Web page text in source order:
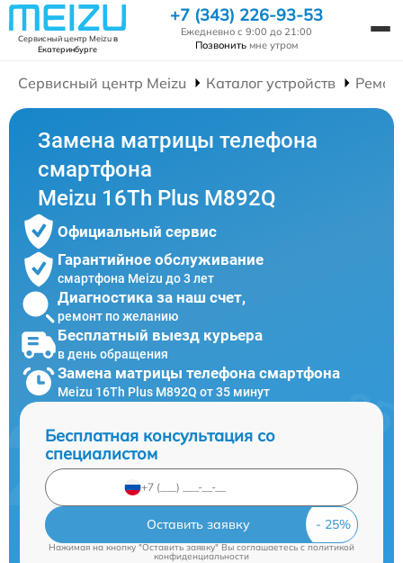
Сервисный центр Meizuв
Екатеринбурге
+7 (343) 226-93-53
Ежедневно с 9:00 до 21:00
Позвонить мне утром
Сервисный центр Meizu Каталог устройств
Замена матрицы телефона
смартфона
Meizu 16Th Plus M892Q
Официальный сервис
Гарантийное обслуживание
смартфона Meizu до 3 лет
Диагностика за наш счет,
ремонт по желанию
Бесплатный выезд курьера
в день обращения
Замена матрицы телефона смартфона
Meizu 16Th Plus M892Q от 35 минут
Бесплатная консультация со
специалистом
Оставить заявку
Нажимая на кнопку "Оставить заявку" Вы соглашаетесь cполитикой
конфиденциальности